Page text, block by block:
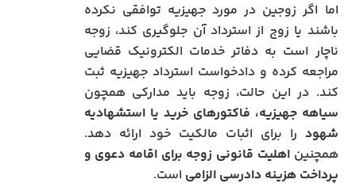
اما اگر زوجین در مورد جهیزیه توافقی نکرده
باشند یا زوج از استرداد آن جلوگیری کند، زوجه
ناچار است به دفاتر خدمات الکترونیک قضایی
مراجعه کرده و دادخواست استرداد جهیزیه ثبت
کند. در این حالت، زوجه باید مدارکی همچون
سیاهه جهیزیه، فاکتورهای خرید یا استشهادیه
شهود را برای اثبات مالکیت خود ارائه دهد.
همچنیناهلیت قانونی زوجه برای اقامه دعوی و
پرداخت هزینه دادرسی الزامی است.